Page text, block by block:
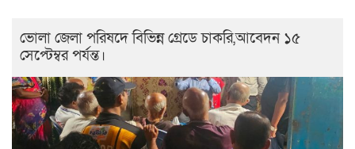
ভোলা জেলা পরিষদে বিভিন্ন গ্রেডে চাকরি,আবেদন ১৫
সেপ্টেম্বর পর্যন্ত।